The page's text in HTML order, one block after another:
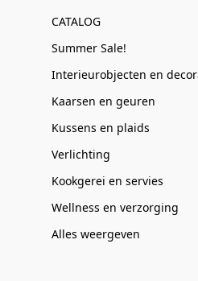
CATALOG
Summer Sale!
Kaarsen en geuren
Kussens en plaids
Verlichting
Kookgerei en servies
Wellness en verzorging
Alles weergeven